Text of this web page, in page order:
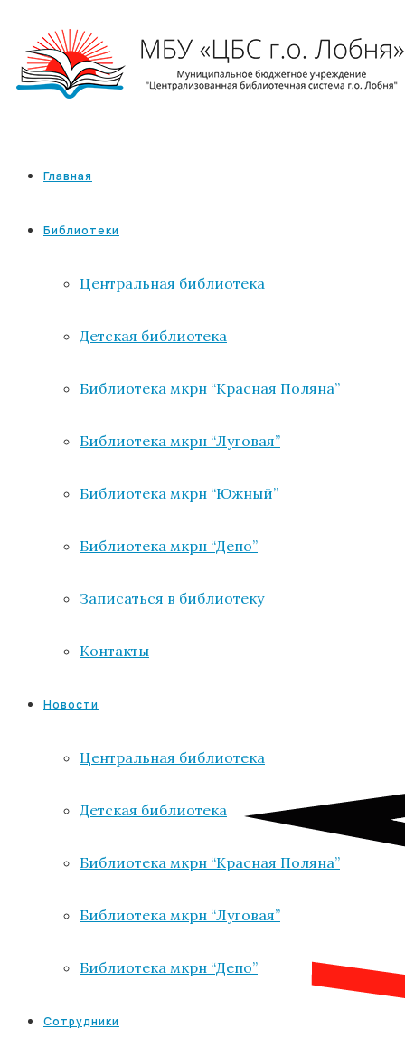
Главная
Библиотеки
Центральная библиотека
Детская библиотека
Библиотека мкрн “Красная Поляна”
Библиотека мкрн “Луговая”
Библиотека мкрн “Южный”
Библиотека мкрн “Депо”
Записаться в библиотеку
Контакты
Новости
Центральная библиотека
Детская библиотека
Библиотека мкрн “Красная Поляна”
Библиотека мкрн “Луговая”
Библиотека мкрн “Депо”
Сотрудники